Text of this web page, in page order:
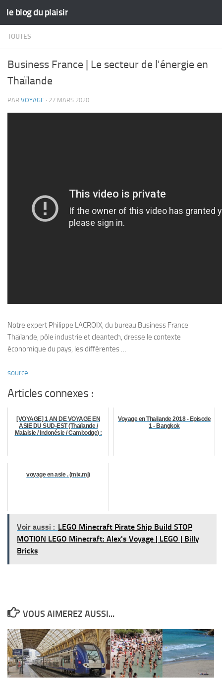
Skip to content
le blog du plaisir
TOUTES
Business France | Le secteur de l'énergie en
Thaïlande
PAR VOYAGE · 27 MARS 2020
Notre expert Philippe LACROIX, du bureau Business France
Thaïlande, pôle industrie et cleantech, dresse le contexte
économique du pays, les différentes …
source
Articles connexes :
[VOYAGE] 1 AN DE VOYAGE EN
ASIE DU SUD-EST (Thaïlande /
Malaisie / Indonésie / Cambodge) :
Voyage en Thailande 2018 - Episode
1 - Bangkok
voyage en asie . (mix.mj)
Voir aussi : LEGO Minecraft Pirate Ship Build STOP
MOTION LEGO Minecraft: Alex's Voyage | LEGO | Billy
Bricks
VOUS AIMEREZ AUSSI...